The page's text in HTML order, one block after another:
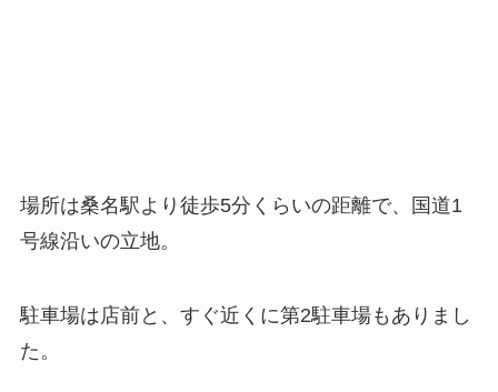
場所は桑名駅より徒歩5分くらいの距離で、国道1
号線沿いの立地。
駐車場は店前と、すぐ近くに第2駐車場もありまし
た。